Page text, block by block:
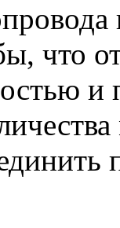
что
и